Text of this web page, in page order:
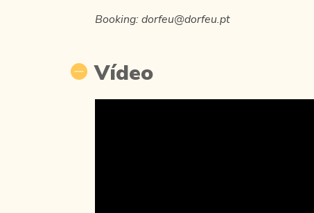
Booking: dorfeu@dorfeu.pt
Vídeo